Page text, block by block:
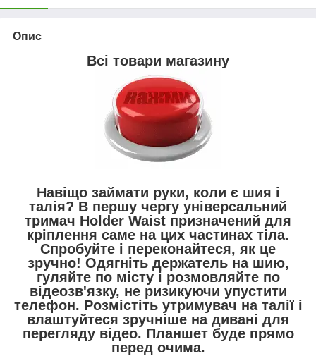
Опис
Всі товари магазину
Навіщо займати руки, коли є шия і
талія? В першу чергу універсальний
тримач Holder Waist призначений для
кріплення саме на цих частинах тіла.
Спробуйте і переконайтеся, як це
зручно! Одягніть держатель на шию,
гуляйте по місту і розмовляйте по
відеозв'язку, не ризикуючи упустити
телефон. Розмістіть утримувач на талії і
влаштуйтеся зручніше на дивані для
перегляду відео. Планшет буде прямо
перед очима.